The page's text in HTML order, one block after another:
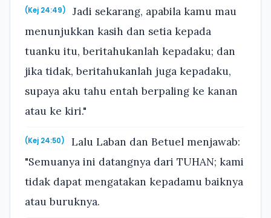
(Kej 24:49)
Jadi sekarang, apabila kamu mau
menunjukkan kasih dan setia kepada
tuanku itu, beritahukanlah kepadaku; dan
jika tidak, beritahukanlah juga kepadaku,
supaya aku tahu entah berpaling ke kanan
atau ke kiri."
(Kej 24:50)
Lalu Laban dan Betuel menjawab:
"Semuanya ini datangnya dari TUHAN; kami
tidak dapat mengatakan kepadamu baiknya
atau buruknya.